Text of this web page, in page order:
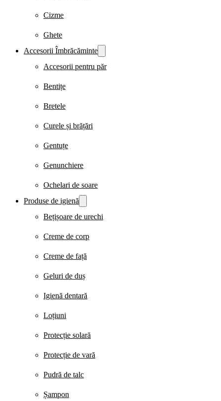
Cizme
Ghete
Accesorii Îmbrăcăminte
Accesorii pentru păr
Bentițe
Bretele
Curele și brățări
Gentuțe
Genunchiere
Ochelari de soare
Produse de igienă
Bețișoare de urechi
Creme de corp
Creme de față
Geluri de duș
Igienă dentară
Loțiuni
Protecție solară
Protecție de vară
Pudră de talc
Șampon